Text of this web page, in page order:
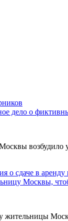
дело о
Москвы
Москвы,